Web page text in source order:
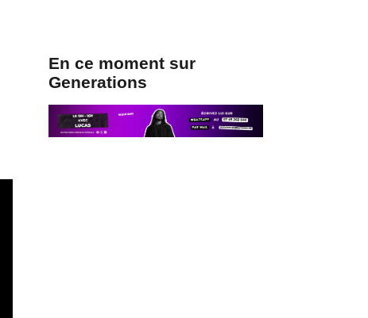
En ce moment sur
Generations